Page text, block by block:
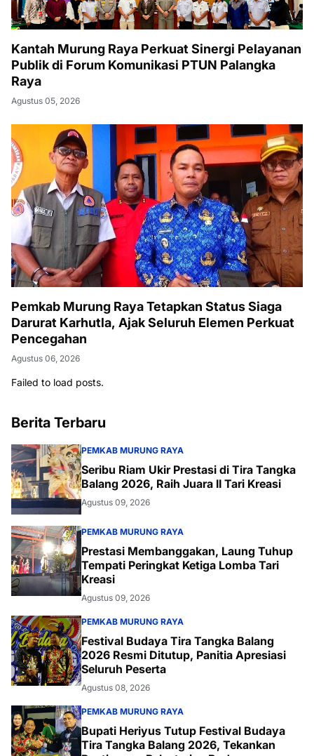
Kantah Murung Raya Perkuat Sinergi Pelayanan
Publik di Forum Komunikasi PTUN Palangka
Raya
Agustus 05, 2026
Pemkab Murung Raya Tetapkan Status Siaga
Darurat Karhutla, Ajak Seluruh Elemen Perkuat
Pencegahan
Agustus 06, 2026
Failed to load posts.
Berita Terbaru
PEMKAB MURUNG RAYA
Seribu Riam Ukir Prestasi di Tira Tangka
Balang 2026, Raih Juara II Tari Kreasi
Agustus 09, 2026
PEMKAB MURUNG RAYA
Prestasi Membanggakan, Laung Tuhup
Tempati Peringkat Ketiga Lomba Tari
Kreasi
Agustus 09, 2026
PEMKAB MURUNG RAYA
Festival Budaya Tira Tangka Balang
2026 Resmi Ditutup, Panitia Apresiasi
Seluruh Peserta
Agustus 08, 2026
PEMKAB MURUNG RAYA
Bupati Heriyus Tutup Festival Budaya
Tira Tangka Balang 2026, Tekankan